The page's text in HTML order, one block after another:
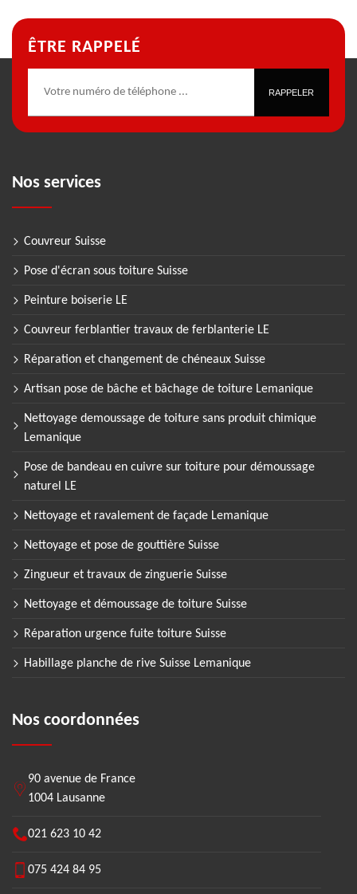
ÊTRE RAPPELÉ
Nos services
Couvreur Suisse
Pose d'écran sous toiture Suisse
Peinture boiserie LE
Couvreur ferblantier travaux de ferblanterie LE
Réparation et changement de chéneaux Suisse
Artisan pose de bâche et bâchage de toiture Lemanique
Nettoyage demoussage de toiture sans produit chimique
Lemanique
Pose de bandeau en cuivre sur toiture pour démoussage
naturel LE
Nettoyage et ravalement de façade Lemanique
Nettoyage et pose de gouttière Suisse
Zingueur et travaux de zinguerie Suisse
Nettoyage et démoussage de toiture Suisse
Réparation urgence fuite toiture Suisse
Habillage planche de rive Suisse Lemanique
Nos coordonnées
90 avenue de France
1004 Lausanne
021 623 10 42
075 424 84 95